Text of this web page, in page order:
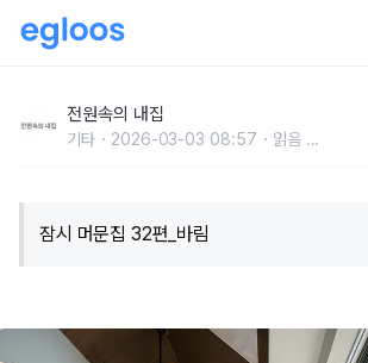
전원속의 내집
기타 2026-03-03 08:57 읽음 ...
잠시 머문집 32편_바림